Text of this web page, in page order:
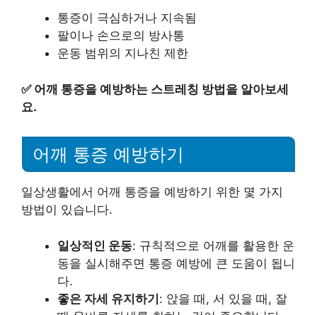
통증이 극심하거나 지속됨
팔이나 손으로의 방사통
운동 범위의 지나친 제한
✅ 어깨 통증을 예방하는 스트레칭 방법을 알아보세
요.
어깨 통증 예방하기
일상생활에서 어깨 통증을 예방하기 위한 몇 가지
방법이 있습니다.
일상적인 운동: 규칙적으로 어깨를 활용한 운
동을 실시해주면 통증 예방에 큰 도움이 됩니
다.
좋은 자세 유지하기: 앉을 때, 서 있을 때, 잘